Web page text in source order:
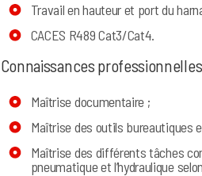
Travail en hauteur et port du
CACES R489 Cat3/Cat4.
Connaissances
Maîtrise documentaire ;
Maîtrise des outils bureautiques
Maîtrise des différents tâches
pneumatique et l’hydraulique